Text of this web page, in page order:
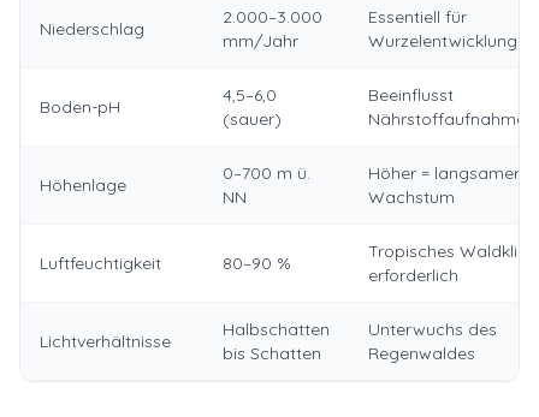
Niederschlag
2.000–3.000
mm/Jahr
Essentiell für
Wurzelentwicklung
Boden-pH
4,5–6,0
(sauer)
Beeinflusst
Nährstoffaufnahme
Höhenlage
0–700 m ü.
NN
Höher = langsameres
Wachstum
Luftfeuchtigkeit 80–90 %
Tropisches
erforderlich
Lichtverhältnisse
Halbschatten
bis Schatten
Unterwuchs des
Regenwaldes